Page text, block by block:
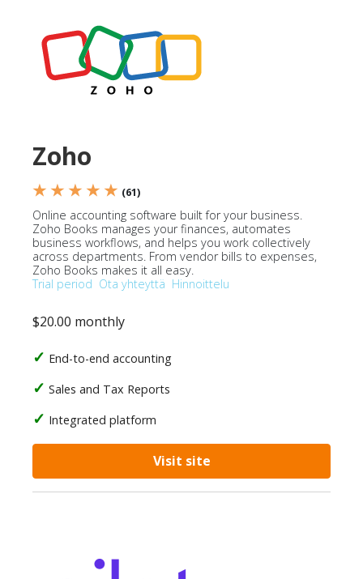
Zoho
★ ★ ★ ★ ★ (61)
Online accounting software built for your business.
Zoho Books manages your finances, automates
business workflows, and helps you work collectively
across departments. From vendor bills to expenses,
Zoho Books makes it all easy.
Trial period Ota yhteyttä Hinnoittelu
$20.00 monthly
End-to-end accounting
Sales and Tax Reports
Integrated platform
Visit site